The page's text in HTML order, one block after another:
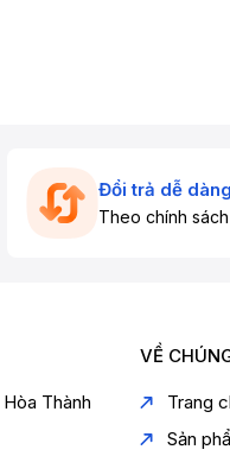
Đổi trả dễ dàng
Theo chính sách
Thành
VỀ
Trang
Sản